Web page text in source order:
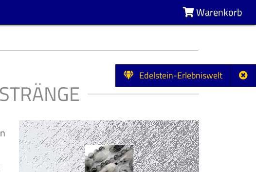
Edelstein-Erlebniswelt
Warenkorb